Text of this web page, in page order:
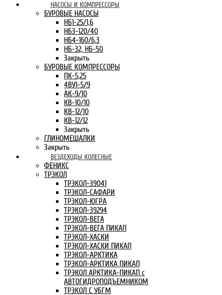
НАСОСЫ И КОМПРЕССОРЫ
БУРОВЫЕ НАСОСЫ
НБ1-25/1,6
НБ3-120/40
НБ4-160/6,3
НБ-32, НБ-50
Закрыть
БУРОВЫЕ КОМПРЕССОРЫ
ПК-5,25
4ВУ1-5/9
АК-9/10
КВ-10/10
КВ-12/10
КВ-12/12
Закрыть
ГЛИНОМЕШАЛКИ
Закрыть
ВЕЗДЕХОДЫ КОЛЕСНЫЕ
ФЕНИКС
ТРЭКОЛ
ТРЭКОЛ-39041
ТРЭКОЛ-САФАРИ
ТРЭКОЛ-ЮГРА
ТРЭКОЛ-39294
ТРЭКОЛ-ВЕГА
ТРЭКОЛ-ВЕГА ПИКАП
ТРЭКОЛ-ХАСКИ
ТРЭКОЛ-ХАСКИ ПИКАП
ТРЭКОЛ-АРКТИКА
ТРЭКОЛ-АРКТИКА ПИКАП
ТРЭКОЛ АРКТИКА-ПИКАП с
АВТОГИДРОПОДЪЕМНИКОМ
ТРЭКОЛ С УБГМ